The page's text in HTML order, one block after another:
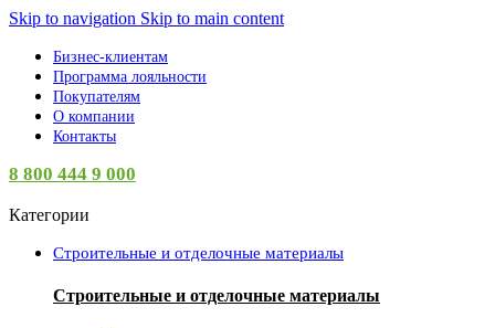
Skip to navigation Skip to main content
Бизнес-клиентам
Программа лояльности
Покупателям
О компании
Контакты
8 800 444 9 000
Категории
Строительные и отделочные материалы
Строительные и отделочные материалы